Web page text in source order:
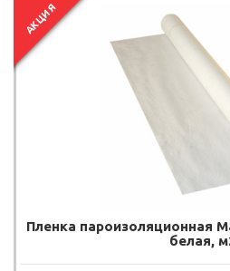
АКЦИЯ
Пленка пароизоляционная
белая,